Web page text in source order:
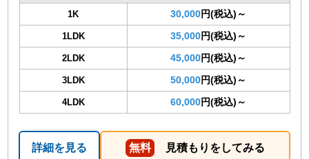
1K 30,000円(税込)～
1LDK 35,000円(税込)～
2LDK 45,000円(税込)～
3LDK 50,000円(税込)～
4LDK 60,000円(税込)～
詳細を見る 無料 見積もりをしてみる